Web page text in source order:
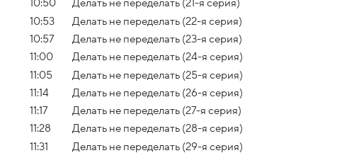
10:50
Делать не переделать (21-я серия)
10:53
Делать не переделать (22-я серия)
10:57
Делать не переделать (23-я серия)
11:00
Делать не переделать (24-я серия)
11:05
Делать не переделать (25-я серия)
11:14
Делать не переделать (26-я серия)
11:17
Делать не переделать (27-я серия)
11:28
Делать не переделать (28-я серия)
11:31
Делать не переделать (29-я серия)